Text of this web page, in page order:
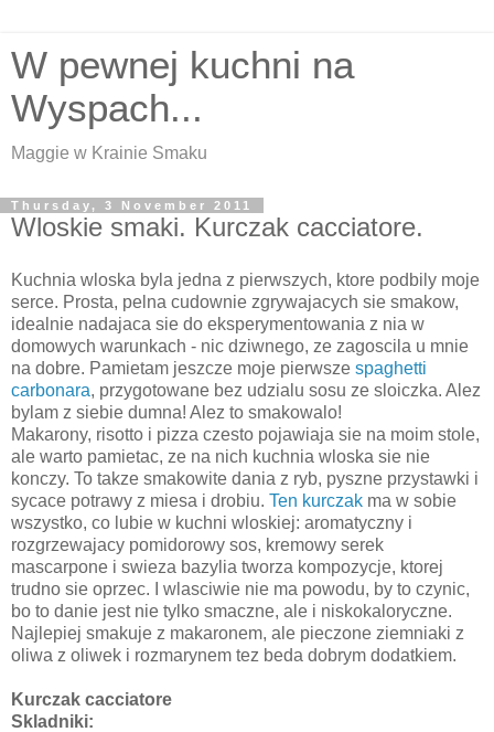
W pewnej kuchni na
Wyspach...
Maggie w Krainie Smaku
Thursday, 3 November 2011
Wloskie smaki. Kurczak cacciatore.
Kuchnia wloska byla jedna z pierwszych, ktore podbily moje
serce. Prosta, pelna cudownie zgrywajacych sie smakow,
idealnie nadajaca sie do eksperymentowania z nia w
domowych warunkach - nic dziwnego, ze zagoscila u mnie
na dobre. Pamietam jeszcze moje pierwsze spaghetti
carbonara, przygotowane bez udzialu sosu ze sloiczka. Alez
bylam z siebie dumna! Alez to smakowalo!
Makarony, risotto i pizza czesto pojawiaja sie na moim stole,
ale warto pamietac, ze na nich kuchnia wloska sie nie
konczy. To takze smakowite dania z ryb, pyszne przystawki i
sycace potrawy z miesa i drobiu. Ten kurczak ma w sobie
wszystko, co lubie w kuchni wloskiej: aromatyczny i
rozgrzewajacy pomidorowy sos, kremowy serek
mascarpone i swieza bazylia tworza kompozycje, ktorej
trudno sie oprzec. I wlasciwie nie ma powodu, by to czynic,
bo to danie jest nie tylko smaczne, ale i niskokaloryczne.
Najlepiej smakuje z makaronem, ale pieczone ziemniaki z
oliwa z oliwek i rozmarynem tez beda dobrym dodatkiem.
Kurczak cacciatore
Skladniki: